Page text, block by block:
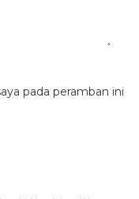
pada peramban ini